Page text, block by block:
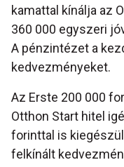
kamattal kínálja az
360 000 egyszeri
A pénzintézet a
kedvezményeket.
Az Erste 200 000
Otthon Start hitel
forinttal is
felkínált